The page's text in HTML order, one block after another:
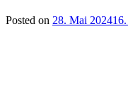
Posted on 28. Mai 2024